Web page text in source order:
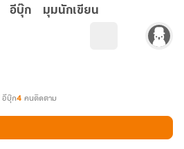
อีบุ๊ก มุมนักเขียน
อีบุ๊ก4 คนติดตาม